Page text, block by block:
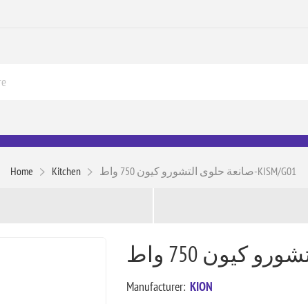
Home Kitchen صانعة حلوى التشورو كيون 750 واط-KISM/G01
Manufacturer: KION